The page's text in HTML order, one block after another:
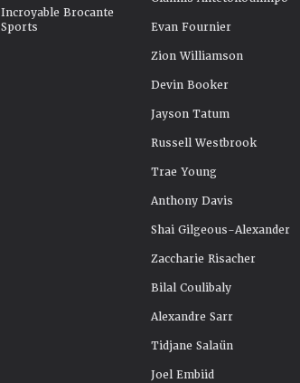
Incroyable Brocante
Sports
Evan Fournier
Zion Williamson
Devin Booker
Jayson Tatum
Russell Westbrook
Trae Young
Anthony Davis
Shai Gilgeous-Alexander
Zaccharie Risacher
Bilal Coulibaly
Alexandre Sarr
Tidjane Salaün
Joel Embiid